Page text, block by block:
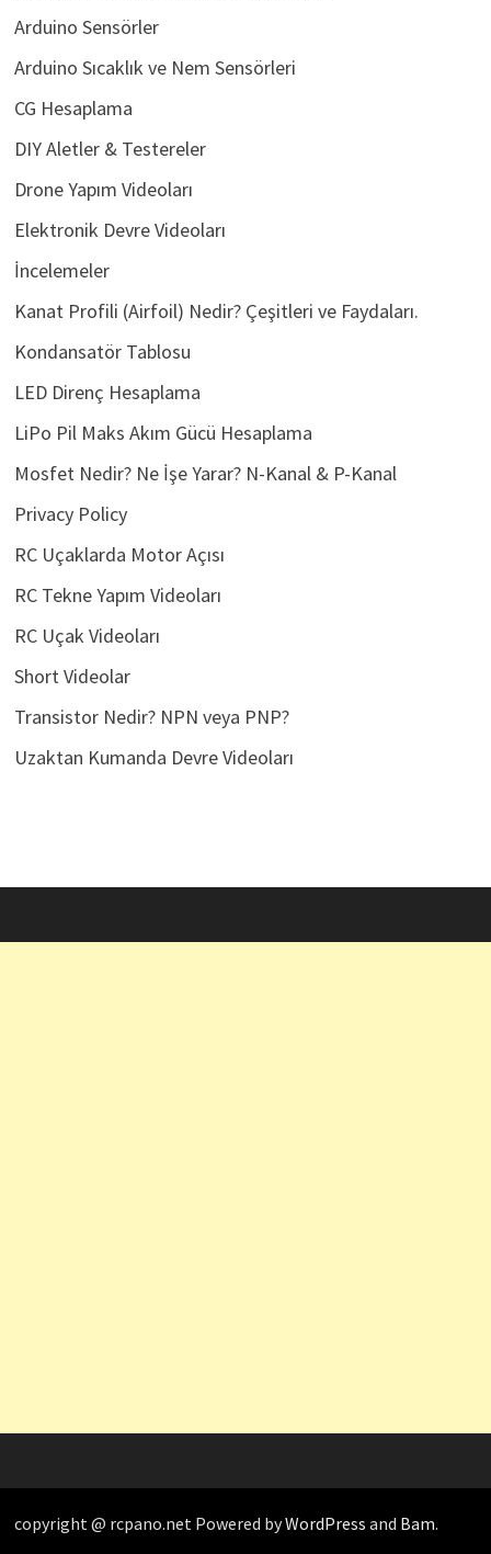
Arduino Sensörler
Arduino Sıcaklık ve Nem Sensörleri
CG Hesaplama
DIY Aletler & Testereler
Drone Yapım Videoları
Elektronik Devre Videoları
İncelemeler
Kanat Profili (Airfoil) Nedir? Çeşitleri ve Faydaları.
Kondansatör Tablosu
LED Direnç Hesaplama
LiPo Pil Maks Akım Gücü Hesaplama
Mosfet Nedir? Ne İşe Yarar? N-Kanal & P-Kanal
Privacy Policy
RC Uçaklarda Motor Açısı
RC Tekne Yapım Videoları
RC Uçak Videoları
Short Videolar
Transistor Nedir? NPN veya PNP?
Uzaktan Kumanda Devre Videoları
copyright @ rcpano.net Powered byWordPress and Bam.